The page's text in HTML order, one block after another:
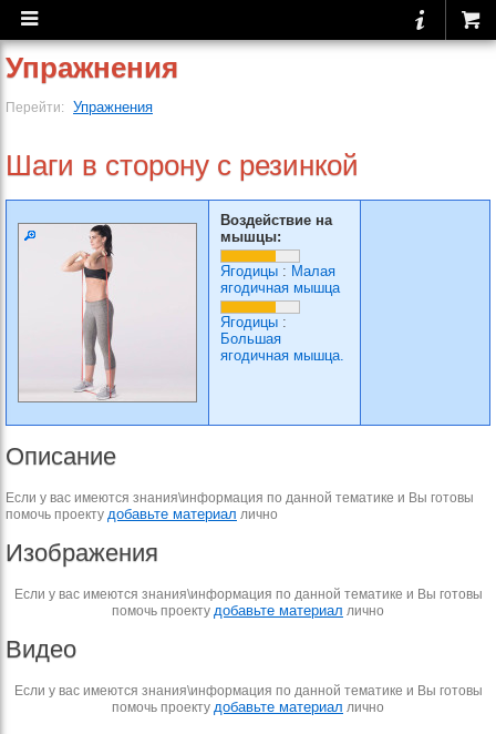
Упражнения
Перейти: Упражнения
Шаги в сторону с резинкой
Воздействие на
мышцы:
Ягодицы : Малая
ягодичная мышца
Ягодицы :
Большая
ягодичная мышца.
Описание
Если у вас имеются знания\информация по данной тематике и Вы готовы
помочь проекту добавьте материал лично
Изображения
Если у вас имеются знания\информация по данной тематике и Вы готовы
помочь проекту добавьте материал лично
Видео
Если у вас имеются знания\информация по данной тематике и Вы готовы
помочь проекту добавьте материал лично